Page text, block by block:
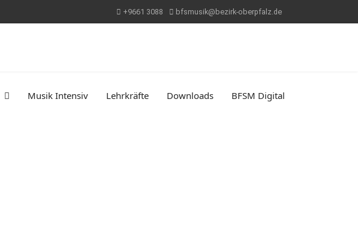
+9661 3088 bfsmusik@bezirk-oberpfalz.de
Musik Intensiv Lehrkräfte Downloads BFSM Digital